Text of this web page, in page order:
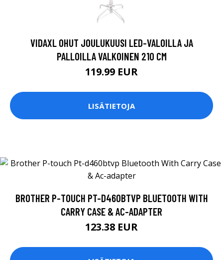
VIDAXL OHUT JOULUKUUSI LED-VALOILLA JA
PALLOILLA VALKOINEN 210 CM
119.99 EUR
LISÄTIETOJA
BROTHER P-TOUCH PT-D460BTVP BLUETOOTH WITH
CARRY CASE & AC-ADAPTER
123.38 EUR